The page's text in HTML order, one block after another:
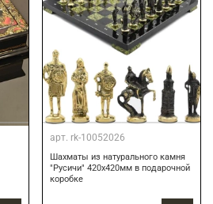
арт. rk-10052026
Шахматы из натурального камня
"Русичи" 420х420мм в подарочной
коробке